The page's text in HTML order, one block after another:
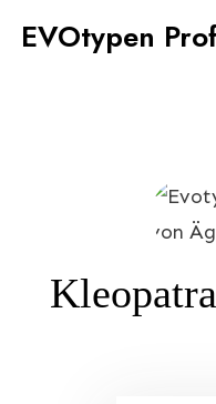
EVOtypen